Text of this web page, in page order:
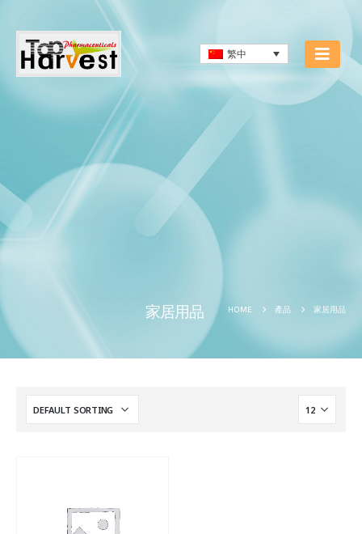
繁中
家居用品 HOME 產品 家居用品